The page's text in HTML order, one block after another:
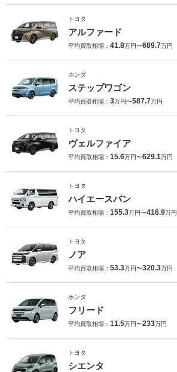
トヨタ
アルファード
平均買取相場： 41.8万円〜689.7万円
ホンダ
ステップワゴン
平均買取相場： 3万円〜587.7万円
トヨタ
ヴェルファイア
平均買取相場： 15.6万円〜629.1万円
トヨタ
ハイエースバン
平均買取相場： 155.3万円〜416.9万円
トヨタ
ノア
平均買取相場： 53.3万円〜320.3万円
ホンダ
フリード
平均買取相場： 11.5万円〜233万円
トヨタ
シエンタ